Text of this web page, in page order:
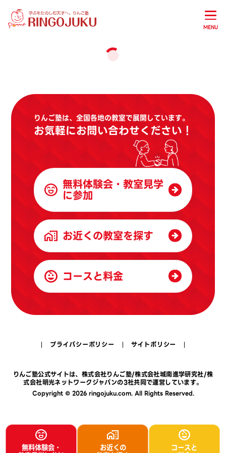
MENU
無料体験会・ お近くの コースと
りんご塾は、全国各地の教室で展開しています。
お気軽にお問い合わせください！
無料体験会・教室見学
に参加
お近くの教室を探す
コースと料金
プライバシーポリシー サイトポリシー
りんご塾公式サイトは、 株式会社りんご塾/株式会社城南進学研究社/株
式会社明光ネットワークジャパンの3社共同で運営しています。
Copyright © 2026 ringojuku.com. All Rights Reserved.